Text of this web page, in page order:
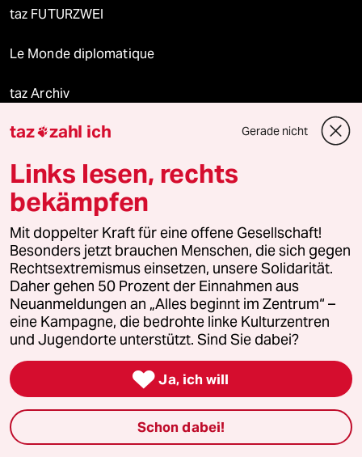
taz FUTURZWEI
Le Monde diplomatique
taz Archiv
Mehr taz Angebote
Kantine
Shop
Anzeigen
Fragen & Hilfe
taz zahl ich Gerade nicht
Links lesen, rechts
bekämpfen
Mit doppelter Kraft für eine offene Gesellschaft!
Besonders jetzt brauchen Menschen, die sich gegen
Rechtsextremismus einsetzen, unsere Solidarität.
Daher gehen 50 Prozent der Einnahmen aus
Neuanmeldungen an „Alles beginnt im Zentrum“ –
eine Kampagne, die bedrohte linke Kulturzentren
und Jugendorte unterstützt. Sind Sie dabei?
 Ja, ich will
Schon dabei!